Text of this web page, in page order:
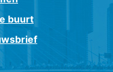
buurt